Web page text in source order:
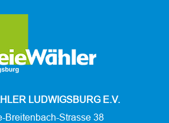
LUDWIGSBURG E.V.
Breitenbach-Strasse 38